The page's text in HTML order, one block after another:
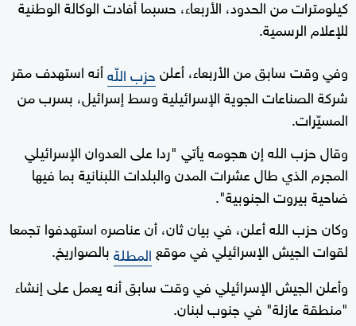
كيلومترات من الحدود، الأربعاء، حسبما أفادت الوكالة الوطنية
للإعلام الرسمية.
وفي وقت سابق من الأربعاء، أعلنحزب اللّهأنه استهدف مقر
شركة الصناعات الجوية الإسرائيلية وسط إسرائيل، بسرب من
المسيّرات.
وقال حزب الله إن هجومه يأتي "ردا على العدوان الإسرائيلي
المجرم الذي طال عشرات المدن والبلدات اللبنانية بما فيها
ضاحية بيروت الجنوبية".
وكان حزب الله أعلن، في بيان ثان، أن عناصره استهدفوا تجمعا
لقوات الجيش الإسرائيلي في موقعالمطلةبالصواريخ.
وأعلن الجيش الإسرائيلي في وقت سابق أنه يعمل على إنشاء
"منطقة عازلة" في جنوب لبنان.